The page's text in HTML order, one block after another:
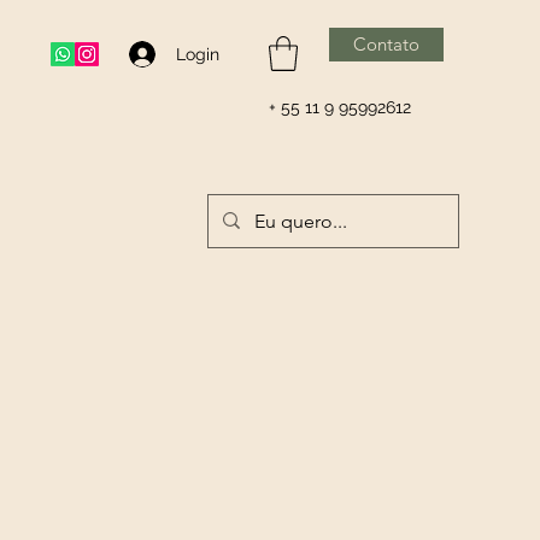
Login Contato
+ 55 11 9 95992612